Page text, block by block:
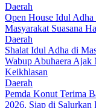
Daerah
Open House Idul
Masyarakat Suasana
Daerah
Shalat Idul Adha di
Wabup Abuhaera Ajak
Keikhlasan
Daerah
Pemda Konut Terima
2026, Siap di Salurkan